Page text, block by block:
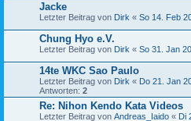
Jacke
Letzter Beitrag von Dirk « So 14. Feb
Chung Hyo e.V.
Letzter Beitrag von Dirk « So 31. Jan
14te WKC Sao Paulo
Letzter Beitrag von Dirk « Do 21. Jan
Antworten: 2
Re: Nihon Kendo Kata Videos
Letzter Beitrag von Andreas_Iaido « Di